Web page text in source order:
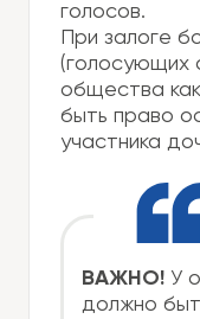
голосов.
При залоге
(голосующих
общества
быть право
участника
ВАЖНО! У
должно